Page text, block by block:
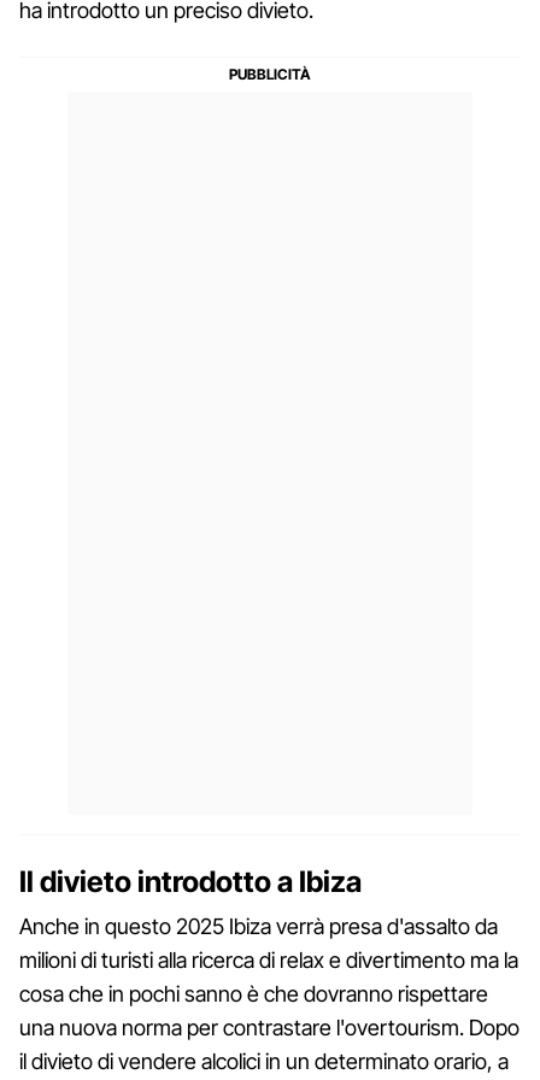
ha introdotto un preciso divieto.
Il divieto introdotto a Ibiza
Anche in questo 2025 Ibiza verrà presa d'assalto da
milioni di turisti alla ricerca di relax e divertimento ma la
cosa che in pochi sanno è che dovranno rispettare
una nuova norma per contrastare l'overtourism. Dopo
il divieto di vendere alcolici in un determinato orario, a